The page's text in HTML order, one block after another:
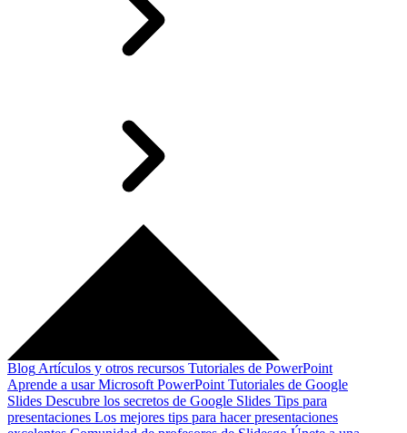
Blog Artículos y otros recursos Tutoriales de PowerPoint
Aprende a usar Microsoft PowerPoint Tutoriales de Google
Slides Descubre los secretos de Google Slides Tips para
presentaciones Los mejores tips para hacer presentaciones